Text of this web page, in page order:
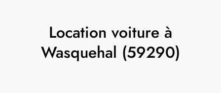
Location voiture à
Wasquehal (59290)